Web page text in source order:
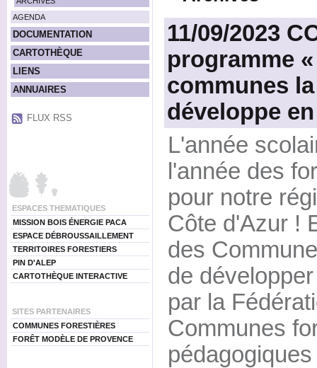
AGENDA
DOCUMENTATION
CARTOTHÈQUE
LIENS
ANNUAIRES
FLUX RSS
ESPACES THEMATIQUES
MISSION BOIS ÉNERGIE PACA
ESPACE DÉBROUSSAILLEMENT
TERRITOIRES FORESTIERS
PIN D'ALEP
CARTOTHÈQUE INTERACTIVE
SITES PARTENAIRES
COMMUNES FORESTIÈRES
FORÊT MODÈLE DE PROVENCE
11/09/2023
programme
communes
développe
L'année
l'année des
pour notre
Côte d'Azur !
des
de
par la
Communes